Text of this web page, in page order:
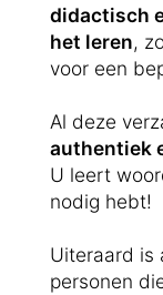
didactisch
het leren,
voor een
Al deze
authentiek
U leert
nodig hebt!
Uiteraard is
personen